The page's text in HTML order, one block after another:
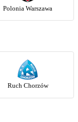
Polonia Warszawa
Ruch Chorzów